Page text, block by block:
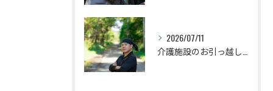
2026/07/11